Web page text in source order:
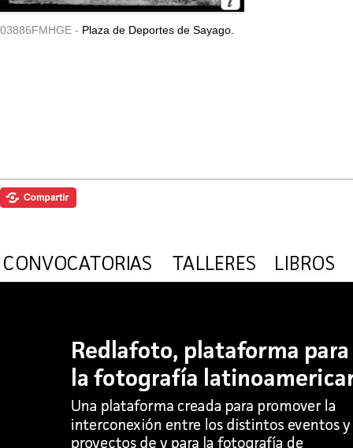
03886FMHGE - Plaza de Deportes de Sayago.